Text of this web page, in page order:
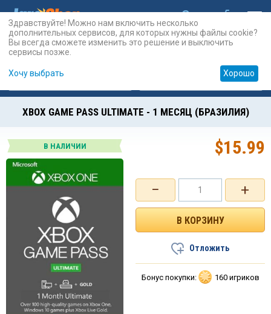
Карты Prepaid
XBOX GAME PASS ULTIMATE - 1 МЕСЯЦ (БРАЗИЛИЯ)
В НАЛИЧИИ
+
−
$15.99
Отложить
Бонус покупки: 160 игриков
Здравствуйте! Можно нам включить несколько
дополнительных сервисов, для которых нужны файлы cookie?
Вы всегда сможете изменить это решение и выключить
сервисы позже.
Хочу выбрать Хорошо